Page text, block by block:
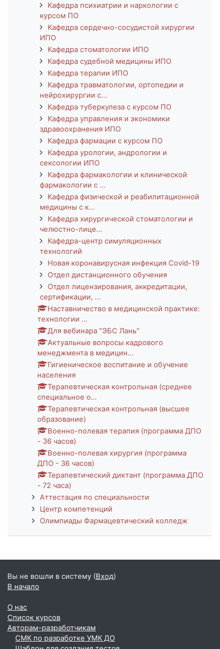
Кафедра психиатрии и наркологии с
курсом ПО
Кафедра сердечно-сосудистой хирургии
ИПО
Кафедра стоматологии ИПО
Кафедра судебной медицины ИПО
Кафедра терапии ИПО
Кафедра травматологии, ортопедии и
нейрохирургии с...
Кафедра туберкулеза с курсом ПО
Кафедра управления и экономики
здравоохранения ИПО
Кафедра фармации с курсом ПО
Кафедра урологии, андрологии и
сексологии ИПО
Кафедра фармакологии и клинической
фармакологии с ...
Кафедра физической и реабилитационной
медицины с к...
Кафедра хирургической стоматологии и
челюстно-лице...
Кафедра-центр симуляционных
технологий
Новая коронавирусная инфекция Covid-19
Отдел дистанционного обучения
Отдел лицензирования, аккредитации,
сертификации, ...
Наставничество в медицинской практике:
технологии ...
Для вебинара "ЭБС Лань"
Актуальные вопросы кадрового
менеджмента в медицин...
Гигиеническое воспитание и обучение
населения
Терапевтическая контрольная (среднее
специальное о...
Терапевтическая контрольная (высшее
образование)
Военно-полевая терапия (программа ДПО
- 36 часов)
Военно-полевая хирургия (программа
ДПО - 36 часов)
Терапевтический диктант (программа ДПО
- 72 часа)
Аттестация по специальности
Центр компетенций
Олимпиады Фармацевтический колледж
Вы не вошли в систему (Вход)
В начало
О нас
Список курсов
Авторам-разработчикам
СМК по разработке УМК ДО